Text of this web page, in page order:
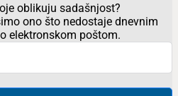
oblikuju sadašnjost?
ono što nedostaje dnevnim
elektronskom poštom.